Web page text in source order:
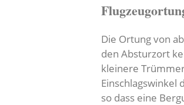
Die Ortung von
den Absturzort
kleinere
Einschlagswinkel
so dass eine